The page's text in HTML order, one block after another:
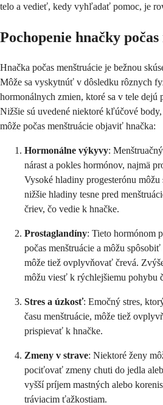
telo a vedieť, kedy vyhľadať pomoc, je
Pochopenie hnačky
Hnačka počas menštruácie je bežnou
Môže sa vyskytnúť v dôsledku rôznych
hormonálnych zmien, ktoré sa v tele dejú
Nižšie sú uvedené niektoré kľúčové
môže počas menštruácie objaviť hnačka:
Hormonálne výkyvy:
nárast a pokles hormónov, najmä
Vysoké hladiny progesterónu
nižšie hladiny tesne pred
čriev, čo vedie k hnačke.
Prostaglandíny: Tieto hormónom
počas menštruácie a môžu
môže tiež ovplyvňovať črevá.
môžu viesť k rýchlejšiemu pohybu
Stres a úzkosť: Emočný stres,
času menštruácie, môže tiež
prispievať k hnačke.
Zmeny v strave: Niektoré ženy
pociťovať zmeny chuti do jedla
vyšší príjem mastných alebo
tráviacim ťažkostiam.